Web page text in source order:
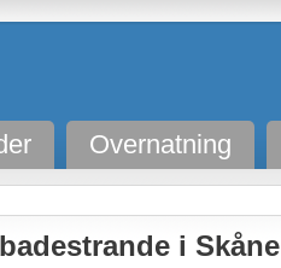
Overnatning
i Skåne